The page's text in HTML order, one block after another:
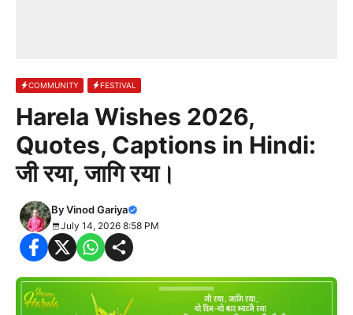
COMMUNITY FESTIVAL
Harela Wishes 2026,
Quotes, Captions in Hindi:
जी रया, जागि रया।
ByVinod Gariya
July 14, 2026 8:58 PM